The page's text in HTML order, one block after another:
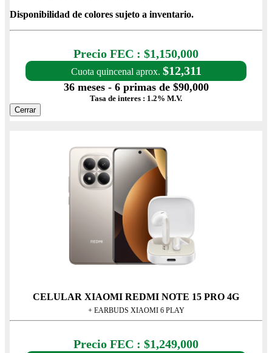
Disponibilidad de colores sujeto a inventario.
Precio FEC : $1,150,000
Cuota quincenal aprox. $12,311
36 meses - 6 primas de $90,000
Tasa de interes : 1.2% M.V.
Cerrar
CELULAR XIAOMI REDMI NOTE 15 PRO 4G
+ EARBUDS XIAOMI 6 PLAY
Precio FEC : $1,249,000